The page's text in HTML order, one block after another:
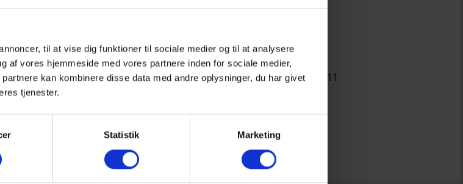
til at vise dig funktioner til sociale medier og til at analysere
af vores hjemmeside med vores partnere inden for sociale medier,
kan kombinere disse data med andre oplysninger, du har givet
tjenester.
Statistik Marketing
sende Helle Jørgensen en mail -hjo@stubhuset.dk- eller ringe på9682 9611